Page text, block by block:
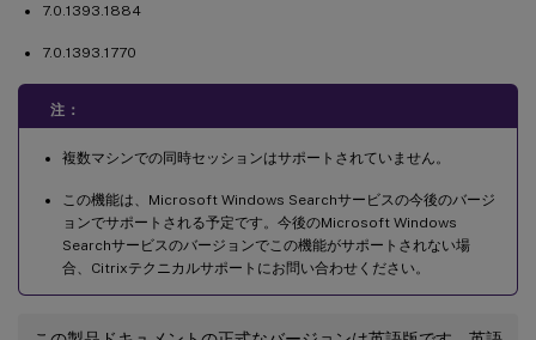
7.0.1393.1884
7.0.1393.1770
注：
複数マシンでの同時セッションはサポートされていません。
この機能は、Microsoft Windows Searchサービスの今後のバージ
ョンでサポートされる予定です。今後のMicrosoft Windows
Searchサービスのバージョンでこの機能がサポートされない場
合、Citrixテクニカルサポートにお問い合わせください。